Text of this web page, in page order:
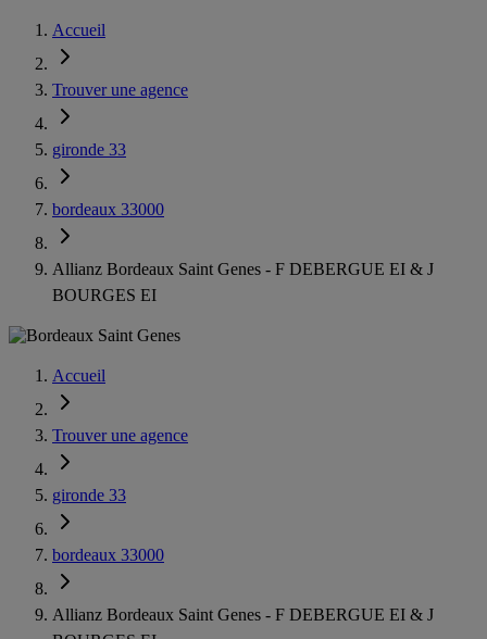
Accueil
Trouver une agence
gironde 33
bordeaux 33000
Allianz Bordeaux Saint Genes - F DEBERGUE EI & J
BOURGES EI
Accueil
Trouver une agence
gironde 33
bordeaux 33000
Allianz Bordeaux Saint Genes - F DEBERGUE EI & J